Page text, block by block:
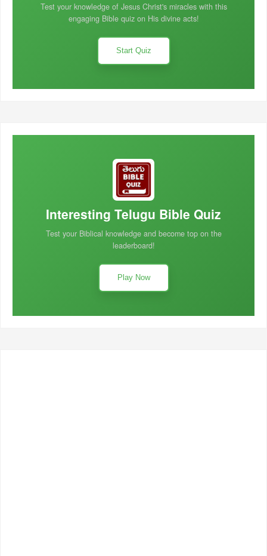
Test your knowledge of Jesus Christ's miracles with this
engaging Bible quiz on His divine acts!
Start Quiz
Interesting Telugu Bible Quiz
Test your Biblical knowledge and become top on the
leaderboard!
Play Now